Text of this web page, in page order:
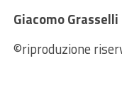
Giacomo Grasselli
©riproduzione